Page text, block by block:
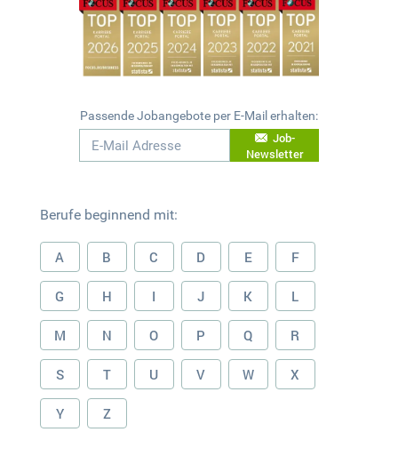
Passende Jobangebote per E-Mail erhalten:
Job-
Newsletter
Berufe beginnend mit:
A B C D E F
G H I J K L
M N O P Q R
S T U V W X
Y Z